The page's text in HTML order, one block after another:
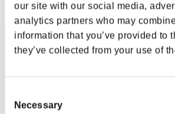
our site with our social media,
analytics partners who may
information that you’ve provided to
they’ve collected from your use of
Selection
Necessary
1